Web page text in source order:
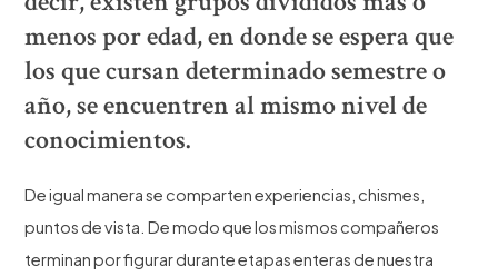
menos por edad, en donde se espera que
los que cursan determinado semestre o
año, se encuentren al mismo nivel de
conocimientos.
De igual manera se comparten experiencias, chismes,
puntos de vista. De modo que los mismos compañeros
terminan por figurar durante etapas enteras de nuestra